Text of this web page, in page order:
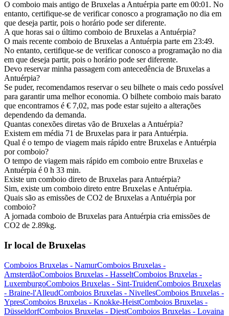
O comboio mais antigo de Bruxelas a Antuérpia parte em 00:01. No
entanto, certifique-se de verificar conosco a programação no dia em
que deseja partir, pois o horário pode ser diferente.
A que horas sai o último comboio de Bruxelas a Antuérpia?
O mais recente comboio de Bruxelas a Antuérpia parte em 23:49.
No entanto, certifique-se de verificar conosco a programação no dia
em que deseja partir, pois o horário pode ser diferente.
Devo reservar minha passagem com antecedência de Bruxelas a
Antuérpia?
Se puder, recomendamos reservar o seu bilhete o mais cedo possível
para garantir uma melhor economia. O bilhete comboio mais barato
que encontramos é € 7,02, mas pode estar sujeito a alterações
dependendo da demanda.
Quantas conexões diretas vão de Bruxelas a Antuérpia?
Existem em média 71 de Bruxelas para ir para Antuérpia.
Qual é o tempo de viagem mais rápido entre Bruxelas e Antuérpia
por comboio?
O tempo de viagem mais rápido em comboio entre Bruxelas e
Antuérpia é 0 h 33 min.
Existe um comboio direto de Bruxelas para Antuérpia?
Sim, existe um comboio direto entre Bruxelas e Antuérpia.
Quais são as emissões de CO2 de Bruxelas a Antuérpia por
comboio?
A jornada comboio de Bruxelas para Antuérpia cria emissões de
CO2 de 2.89kg.
Ir local de Bruxelas
Comboios Bruxelas - NamurComboios Bruxelas -
AmsterdãoComboios Bruxelas - HasseltComboios Bruxelas -
LuxemburgoComboios Bruxelas - Sint-TruidenComboios Bruxelas
- Braine-l'AlleudComboios Bruxelas - NivellesComboios Bruxelas -
YpresComboios Bruxelas - Knokke-HeistComboios Bruxelas -
DüsseldorfComboios Bruxelas - DiestComboios Bruxelas - Lovaina